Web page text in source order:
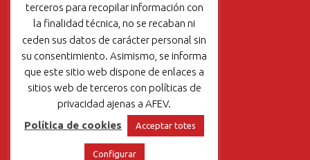
Un projecte de:
Un projet de:
Aviso legal|Política de cookies
terceros para recopilar información con
la finalidad técnica, no se recaban ni
ceden sus datos de carácter personal sin
su consentimiento. Asimismo, se informa
que este sitio web dispone de enlaces a
sitios web de terceros con políticas de
privacidad ajenas a AFEV.
Política de cookies
Acceptar totes
Configurar